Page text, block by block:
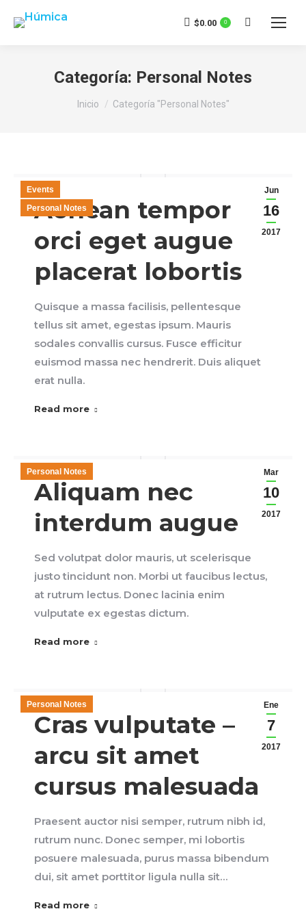
$0.00 0 Buscar:
Categoría: Personal Notes
Estás aquí:
Inicio Categoría "Personal Notes"
Jun
16
2017
Events
Personal Notes
Aenean tempor
orci eget augue
placerat lobortis
Quisque a massa facilisis, pellentesque
tellus sit amet, egestas ipsum. Mauris
sodales convallis cursus. Fusce efficitur
euismod massa nec hendrerit. Duis aliquet
erat nulla.
Read more
Mar
10
2017
Personal Notes
Aliquam nec
interdum augue
Sed volutpat dolor mauris, ut scelerisque
justo tincidunt non. Morbi ut faucibus lectus,
at rutrum lectus. Donec lacinia enim
vulputate ex egestas dictum.
Read more
Ene
7
2017
Personal Notes
Cras vulputate –
arcu sit amet
cursus malesuada
Praesent auctor nisi semper, rutrum nibh id,
rutrum nunc. Donec semper, mi lobortis
posuere malesuada, purus massa bibendum
dui, sit amet porttitor ligula nulla sit…
Read more